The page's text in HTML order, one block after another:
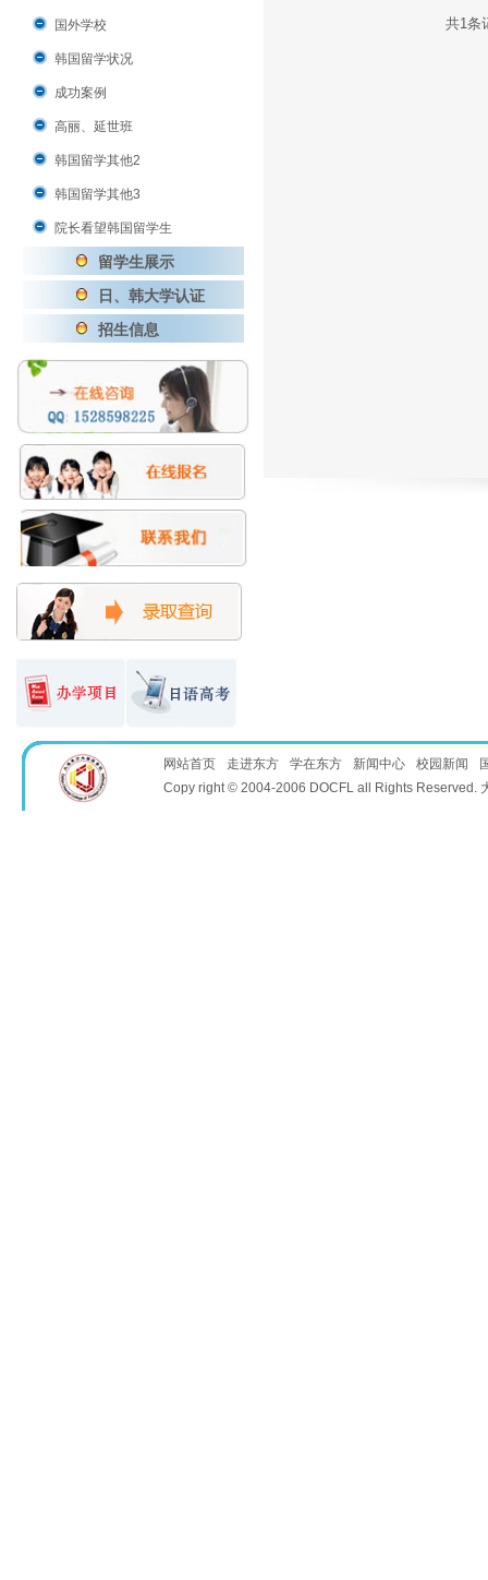
国外学校
韩国留学状况
成功案例
高丽、延世班
韩国留学其他2
韩国留学其他3
院长看望韩国留学生
留学生展示
日、韩大学认证
招生信息
共1条
网站首页 走进东方 学在东方 新闻中心 校园新闻
Copy right © 2004-2006 DOCFL all Rights Reserved.